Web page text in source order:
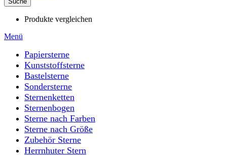
Produkte vergleichen
Menü
Papiersterne
Kunststoffsterne
Bastelsterne
Sondersterne
Sternenketten
Sternenbogen
Sterne nach Farben
Sterne nach Größe
Zubehör Sterne
Herrnhuter Stern